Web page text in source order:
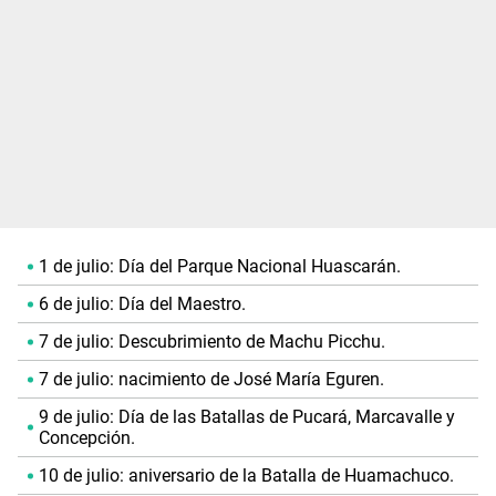
1 de julio: Día del Parque Nacional Huascarán.
6 de julio: Día del Maestro.
7 de julio: Descubrimiento de Machu Picchu.
7 de julio: nacimiento de José María Eguren.
9 de julio: Día de las Batallas de Pucará, Marcavalle y
Concepción.
10 de julio: aniversario de la Batalla de Huamachuco.